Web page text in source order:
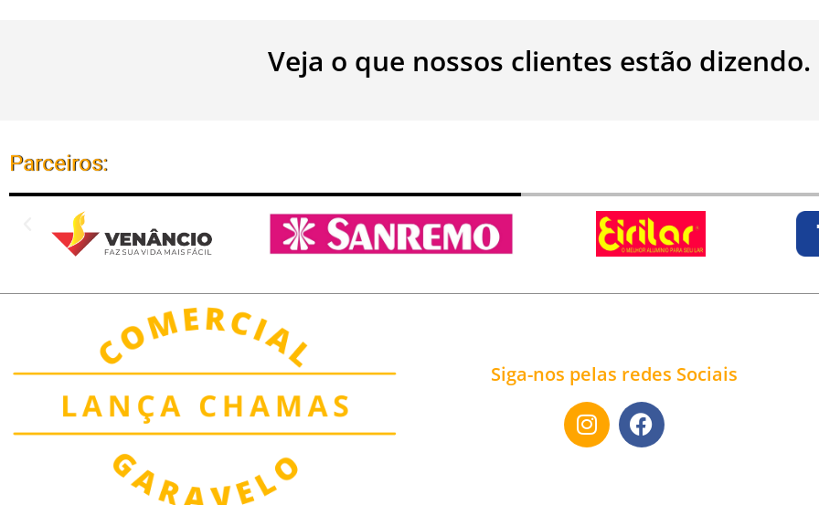
Veja o que nossos clientes estão dizendo.
Parceiros:
Siga-nos pelas redes Sociais